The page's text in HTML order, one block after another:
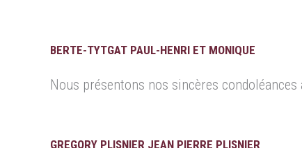
BERTE-TYTGAT PAUL-HENRI ET MONIQUE
Nous présentons nos sincères
GREGORY PLISNIER JEAN PIERRE PLISNIER